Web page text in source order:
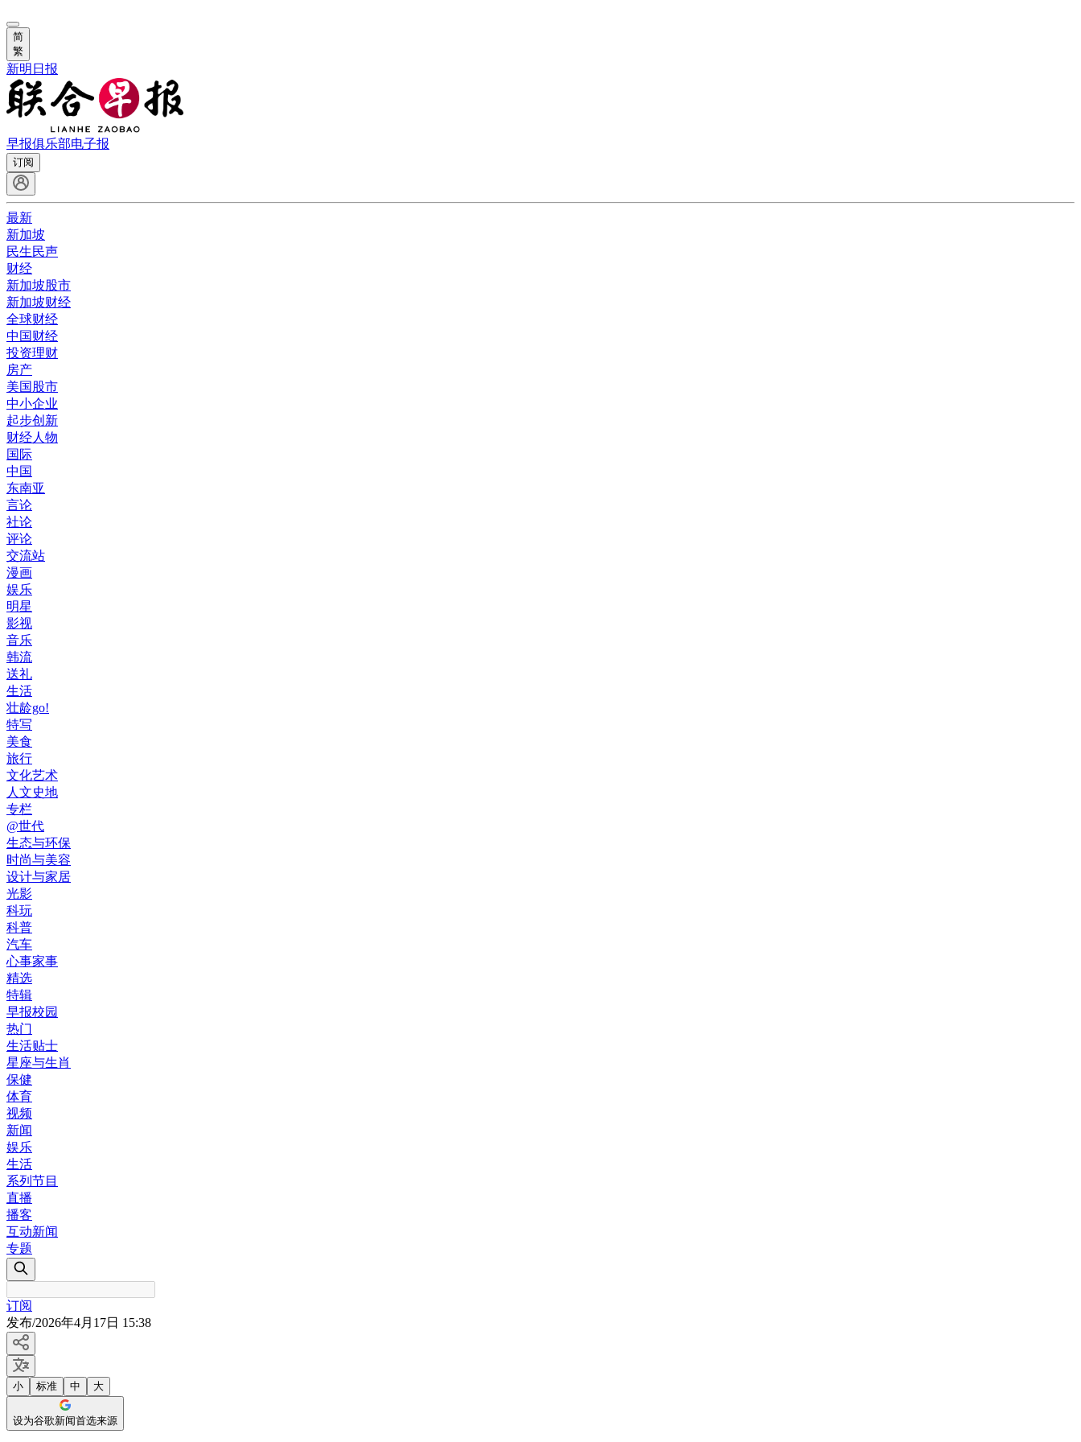
简
繁
新明日报
早报俱乐部电子报
订阅
最新
新加坡
民生民声
财经
新加坡股市
新加坡财经
全球财经
中国财经
投资理财
房产
美国股市
中小企业
起步创新
财经人物
国际
中国
东南亚
言论
社论
评论
交流站
漫画
娱乐
明星
影视
音乐
韩流
送礼
生活
壮龄go!
特写
美食
旅行
文化艺术
人文史地
专栏
@世代
生态与环保
时尚与美容
设计与家居
光影
科玩
科普
汽车
心事家事
精选
特辑
早报校园
热门
生活贴士
星座与生肖
保健
体育
视频
新闻
娱乐
生活
系列节目
直播
播客
互动新闻
专题
订阅
发布/2026年4月17日 15:38
小 标准 中 大
设为谷歌新闻首选来源